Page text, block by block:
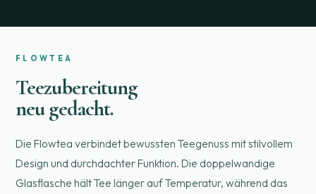
FLOWTEA
Teezubereitung
neu gedacht.
Die Flowtea verbindet bewussten Teegenuss mit stilvollem
Design und durchdachter Funktion. Die doppelwandige
Glasflasche hält Tee länger auf Temperatur, während das